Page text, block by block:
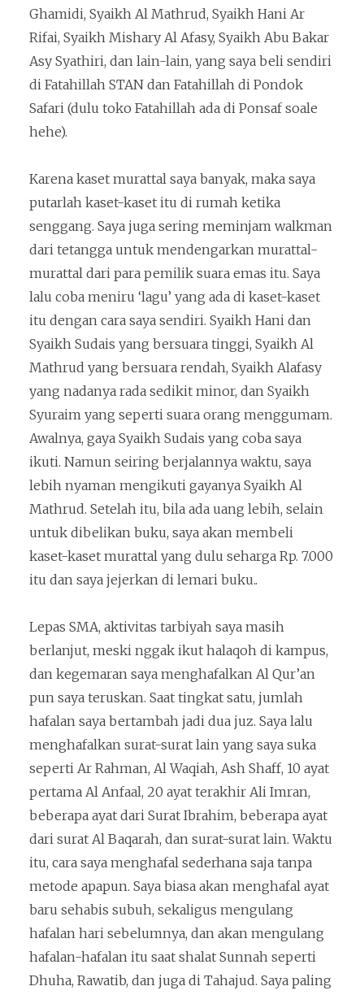
Ghamidi, Syaikh Al Mathrud, Syaikh Hani Ar
Rifai, Syaikh Mishary Al Afasy, Syaikh Abu Bakar
Asy Syathiri, dan lain-lain, yang saya beli sendiri
di Fatahillah STAN dan Fatahillah di Pondok
Safari (dulu toko Fatahillah ada di Ponsaf soale
hehe).
Karena kaset murattal saya banyak, maka saya
putarlah kaset-kaset itu di rumah ketika
senggang. Saya juga sering meminjam walkman
dari tetangga untuk mendengarkan murattal-
murattal dari para pemilik suara emas itu. Saya
lalu coba meniru ‘lagu’ yang ada di kaset-kaset
itu dengan cara saya sendiri. Syaikh Hani dan
Syaikh Sudais yang bersuara tinggi, Syaikh Al
Mathrud yang bersuara rendah, Syaikh Alafasy
yang nadanya rada sedikit minor, dan Syaikh
Syuraim yang seperti suara orang menggumam.
Awalnya, gaya Syaikh Sudais yang coba saya
ikuti. Namun seiring berjalannya waktu, saya
lebih nyaman mengikuti gayanya Syaikh Al
Mathrud. Setelah itu, bila ada uang lebih, selain
untuk dibelikan buku, saya akan membeli
kaset-kaset murattal yang dulu seharga Rp. 7.000
itu dan saya jejerkan di lemari buku..
Lepas SMA, aktivitas tarbiyah saya masih
berlanjut, meski nggak ikut halaqoh di kampus,
dan kegemaran saya menghafalkan Al Qur’an
pun saya teruskan. Saat tingkat satu, jumlah
hafalan saya bertambah jadi dua juz. Saya lalu
menghafalkan surat-surat lain yang saya suka
seperti Ar Rahman, Al Waqiah, Ash Shaff, 10 ayat
pertama Al Anfaal, 20 ayat terakhir Ali Imran,
beberapa ayat dari Surat Ibrahim, beberapa ayat
dari surat Al Baqarah, dan surat-surat lain. Waktu
itu, cara saya menghafal sederhana saja tanpa
metode apapun. Saya biasa akan menghafal ayat
baru sehabis subuh, sekaligus mengulang
hafalan hari sebelumnya, dan akan mengulang
hafalan-hafalan itu saat shalat Sunnah seperti
Dhuha, Rawatib, dan juga di Tahajud. Saya paling